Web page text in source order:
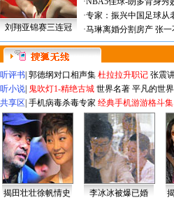
刘翔亚锦赛三连冠
·专家：振兴中国足球从
·马琳离婚分割房产 张一
听评书 郭德纲对口相声集 杜拉拉升职记 张震
听小说 鬼吹灯1-精绝古城 世界名著 平凡的世界
共享区 手机病毒杀毒专家 经典手机游游格斗集
揭田壮壮徐帆情史 李冰冰被爆已婚